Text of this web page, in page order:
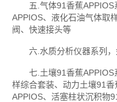
五.气体91香蕉APPIOS系
APPIOS、液化石油气体取
阀、快速接头等
六.水质分析仪器系列，
七.土壤91香蕉APPIOS系
样综合套装、动力土壤91
APPIOS、活塞柱状沉积物